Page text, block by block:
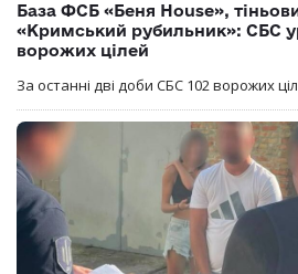
База ФСБ «Беня House»,
«Кримський рубильник»: СБС
ворожих цілей
За останні дві доби СБС 102 ворожих